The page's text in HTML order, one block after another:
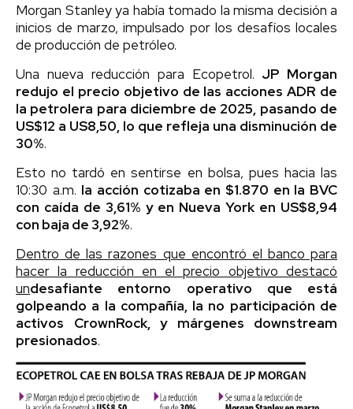
Morgan Stanley ya había tomado la misma decisión a
inicios de marzo, impulsado por los desafíos locales
de producción de petróleo.
Una nueva reducción para Ecopetrol. JP Morgan
redujo el precio objetivo de las acciones ADR de
la petrolera para diciembre de 2025, pasando de
US$12 a US8,50, lo que refleja una disminución de
30%.
Esto no tardó en sentirse en bolsa, pues hacia las
10:30 a.m. la acción cotizaba en $1.870 en la BVC
con caída de 3,61% y en Nueva York en US$8,94
con baja de 3,92%.
Dentro de las razones que encontró el banco para
hacer la reducción en el precio objetivo destacó
undesafiante entorno operativo que está
golpeando a la compañía, la no participación de
activos CrownRock, y márgenes downstream
presionados.